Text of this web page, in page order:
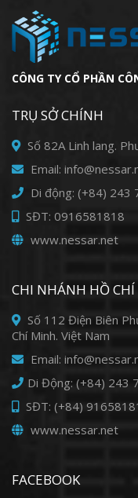
CÔNG TY CỔ PHẦN
TRỤ SỞ CHÍNH
Số 82A Linh lang.
Email:
Di động: (+84) 243
SĐT: 0916581818
www.nessar.net
CHI NHÁNH HỒ
Số 112 Điện Biên
Chí Minh. Việt Nam
Email:
Di Động: (+84) 243
SĐT: (+84)
www.nessar.net
FACEBOOK